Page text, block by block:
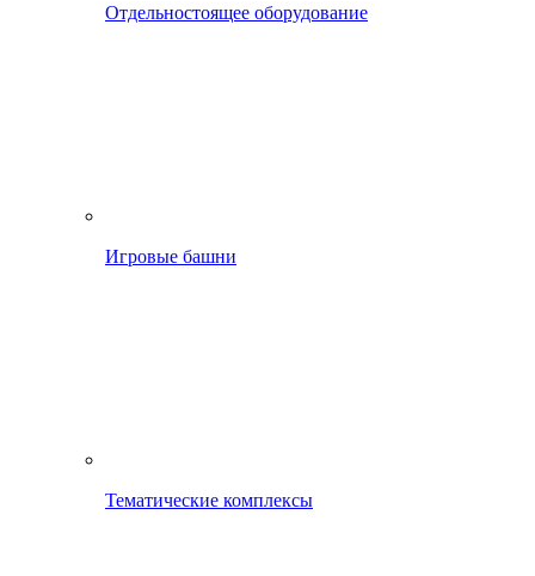
Отдельностоящее оборудование
Игровые башни
Тематические комплексы